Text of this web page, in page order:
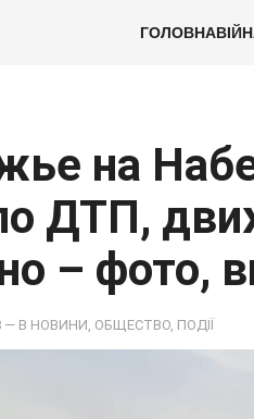
ГОЛОВНА
на
ДТП,
– фото,
— В НОВИНИ ОБЩЕСТВО ПОДІЇ